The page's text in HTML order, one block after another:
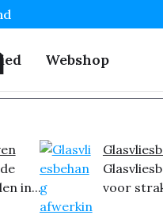
Webshop
in...
voor